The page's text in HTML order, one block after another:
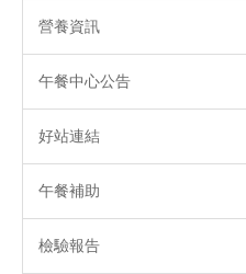
營養資訊
午餐中心公告
好站連結
午餐補助
檢驗報告